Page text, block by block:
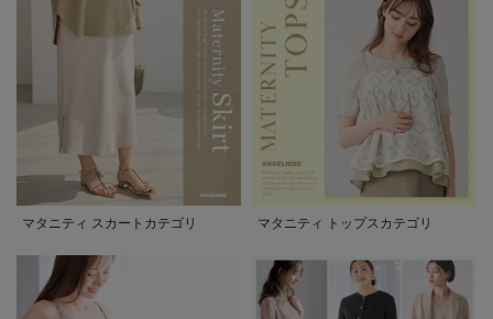
マタニティ スカートカテゴリ マタニティ トップスカテゴリ